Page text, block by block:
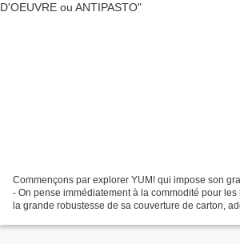
Commençons par explorer YUM! qui impose son
- On pense immédiatement à la commodité pour les
la grande robustesse de sa couverture de carton,